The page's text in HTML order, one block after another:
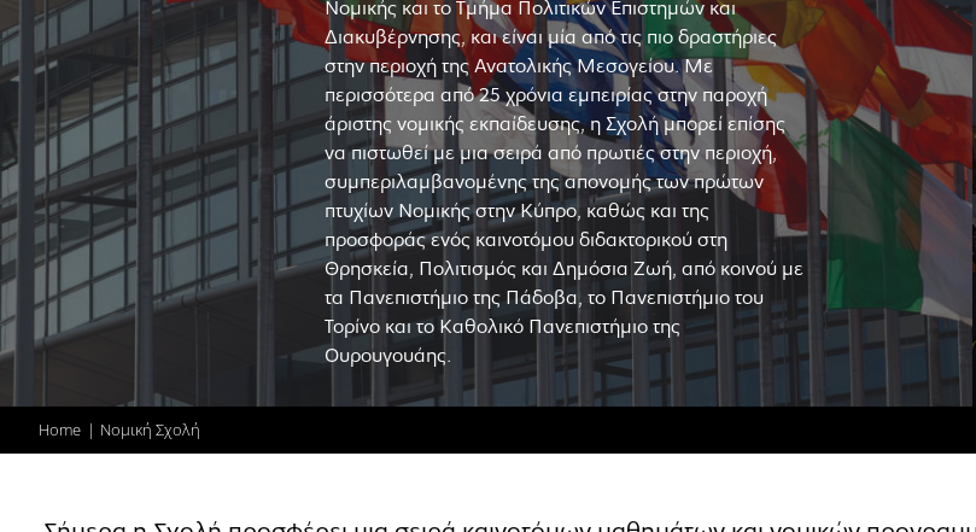
Νομικής και το Τμήμα Πολιτικών Επιστημών και
Διακυβέρνησης, και είναι μία από τις πιο δραστήριες
στην περιοχή της Ανατολικής Μεσογείου. Με
περισσότερα από 25 χρόνια εμπειρίας στην παροχή
άριστης νομικής εκπαίδευσης, η Σχολή μπορεί επίσης
να πιστωθεί με μια σειρά από πρωτιές στην περιοχή,
συμπεριλαμβανομένης της απονομής των πρώτων
πτυχίων Νομικής στην Κύπρο, καθώς και της
προσφοράς ενός καινοτόμου διδακτορικού στη
Θρησκεία, Πολιτισμός και Δημόσια Ζωή, από κοινού με
τα Πανεπιστήμιο της Πάδοβα, το Πανεπιστήμιο του
Τορίνο και το Καθολικό Πανεπιστήμιο της
Ουρουγουάης.
Home Νομική Σχολή